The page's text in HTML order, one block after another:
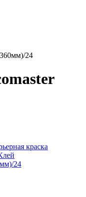
24
краска